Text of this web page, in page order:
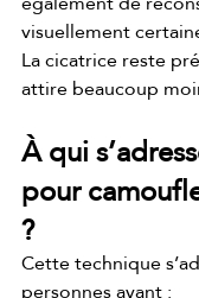
visuellement
La cicatrice reste
attire beaucoup
À qui
pour
?
Cette technique